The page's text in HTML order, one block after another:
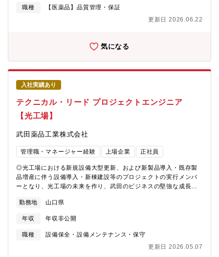
ション⑤SOP・GMP 文章の作成⑥海外(アメリカ・EU)GMP対応
海外市場への進出を視野に入れた組織強化のために外部から優秀
【同社について】ジェネリック医薬品のリーディングカンパニー
である大手薬品会社のグループ企業として、2016年に誕生しまし
た。「飲みやすく」、 「扱いやすく」 といった医薬品に対する患
者様の細かいニーズに応えた製品を製造するために設立いたしま
した。今後は、主に医薬品メーカーの受託を受け、医療現場に医
薬品を提供していきます。2020年に工場・設備を新設し、「健康
経営優良法人(中小規模法人部門)」認定を受けており、 キャリア
構築と長期的に安心して働ける職場環境には自信がございます。
【期待すること】品質保証部試験課の責任者として部署の管理と
ー指導。 その他当局などとの社外対応などマネージャーとして組
織を束ねていくことを期待します。【富士宮市/ジェネリック×カ
プセルに強み】★製薬会社における品質管理 (QC) マネージャー/
【アピールポイント】Uターン・Iターン歓迎管理職・マネージャ
ー完全土日休み
職種
【医薬品】品質管理・保証
更新日 2026.06.22
気になる
入社実績あり
テクニカル・リード プロジェクトエンジニア
【光工場】
武田薬品工業株式会社
管理職・マネージャー経験 上場企業 正社員
◎光工場における新規設備大型更新、および新製品導入・既存製
品増産に伴う設備導入・新棟建設等のプロジェクトの実行メンバ
ーとなり、光工場の未来を作り、武田のビジネスの堅強な成長を
剤、包装など)の導入や改造のプロジェクトの担当者として以下の
業務に従事いただきます。【具体的には・・】■設備仕様の検討■
予算策定■購入検討、実施■工事実施■コミッショニング、クオリフ
ィケーション■上記に伴う部門内外の関係者との交渉、社外関係者
してステークホルダから要件をヒアリングの上でエンジニアリン
勤務地 山口県
年収 年収非公開
職種
設備保全・設備メンテナンス・保守
更新日 2026.05.07